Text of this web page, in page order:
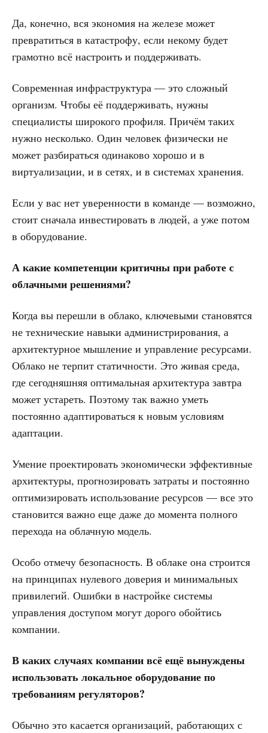
Да, конечно, вся экономия на железе может
превратиться в катастрофу, если некому будет
грамотно всё настроить и поддерживать.
Современная инфраструктура — это сложный
организм. Чтобы её поддерживать, нужны
специалисты широкого профиля. Причём таких
нужно несколько. Один человек физически не
может разбираться одинаково хорошо и в
виртуализации, и в сетях, и в системах хранения.
Если у вас нет уверенности в команде — возможно,
стоит сначала инвестировать в людей, а уже потом
в оборудование.
А какие компетенции критичны при работе с
облачными решениями?
Когда вы перешли в облако, ключевыми становятся
не технические навыки администрирования, а
архитектурное мышление и управление ресурсами.
Облако не терпит статичности. Это живая среда,
где сегодняшняя оптимальная архитектура завтра
может устареть. Поэтому так важно уметь
постоянно адаптироваться к новым условиям
адаптации.
Умение проектировать экономически эффективные
архитектуры, прогнозировать затраты и постоянно
оптимизировать использование ресурсов — все это
становится важно еще даже до момента полного
перехода на облачную модель.
Особо отмечу безопасность. В облаке она строится
на принципах нулевого доверия и минимальных
привилегий. Ошибки в настройке системы
управления доступом могут дорого обойтись
компании.
В каких случаях компании всё ещё вынуждены
использовать локальное оборудование по
требованиям регуляторов?
Обычно это касается организаций, работающих с